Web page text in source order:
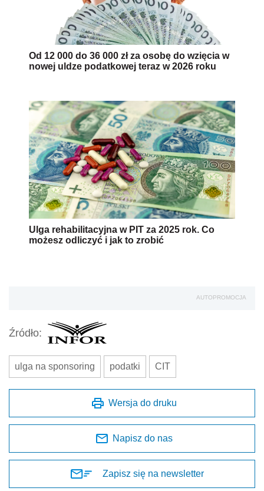
Od 12 000 do 36 000 zł za osobę do wzięcia w
nowej uldze podatkowej teraz w 2026 roku
Ulga rehabilitacyjna w PIT za 2025 rok. Co
możesz odliczyć i jak to zrobić
AUTOPROMOCJA
Źródło:
ulga na sponsoring podatki CIT
Wersja do druku
Napisz do nas
Zapisz się na newsletter